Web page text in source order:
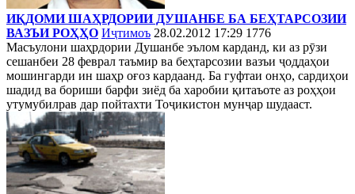
ИҚДОМИ ШАҲРДОРИИ ДУШАНБЕ БА БЕҲТАРСОЗИИ
ВАЗЪИ РОҲҲО Иҷтимоъ 28.02.2012 17:29 1776
Масъулони шаҳрдории Душанбе эълом карданд, ки аз рӯзи
сешанбеи 28 феврал таъмир ва беҳтарсозии вазъи ҷоддаҳои
мошингарди ин шаҳр оғоз кардаанд. Ба гуфтаи онҳо, сардиҳои
шадид ва бориши барфи зиёд ба харобии қитаъоте аз роҳҳои
утумубилрав дар пойтахти Тоҷикистон мунҷар шудааст.